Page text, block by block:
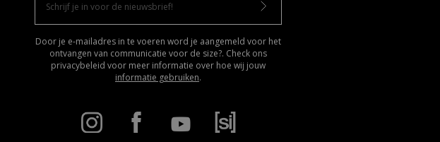
Door je e-mailadres in te voeren word je aangemeld voor het
ontvangen van communicatie voor de size?. Check ons
privacybeleid voor meer informatie over hoe wij jouw
informatie gebruiken.